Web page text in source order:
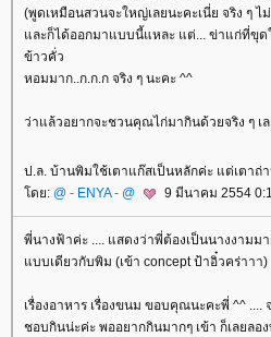
(พูดเหมือนสวนจะใหญ่เลยนะคะเนี่ย จริง ๆ ไ
ละก็ได้ออกมาแบบนี้แหละ แต่... ข่าแก่ที่ขุด
ข้าวคั่ว
หอมมาก..ก.ก.ก จริง ๆ นะคะ ^^
ว่าแล้วอยากจะชวนคุณไก่มากินด้วยจริง ๆ เ
ป.ล. บ้านพิมใช้เตาแก๊สเป็นหลักค่ะ แต่เตาถ่
ดย: @ - ENYA - @ 9 มีนาคม 2554
พี่นางฟ้าค่ะ .... แสดงว่าพี่ต้องเป็นนางงามม
บบเดียวกับพิม (เข้า concept ป้าอิ๋วคร่าาา)
เรื่องอาหาร เรื่องขนม ขอบคุณนะคะพี่ ^^ ....
ชอบกินน่ะค่ะ พออยากกินมากๆ เข้า ก็เลยล